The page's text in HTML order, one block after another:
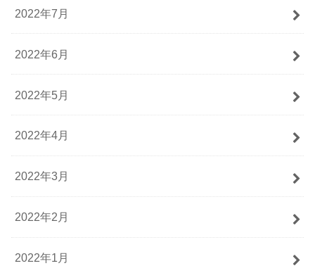
2022年7月
2022年6月
2022年5月
2022年4月
2022年3月
2022年2月
2022年1月